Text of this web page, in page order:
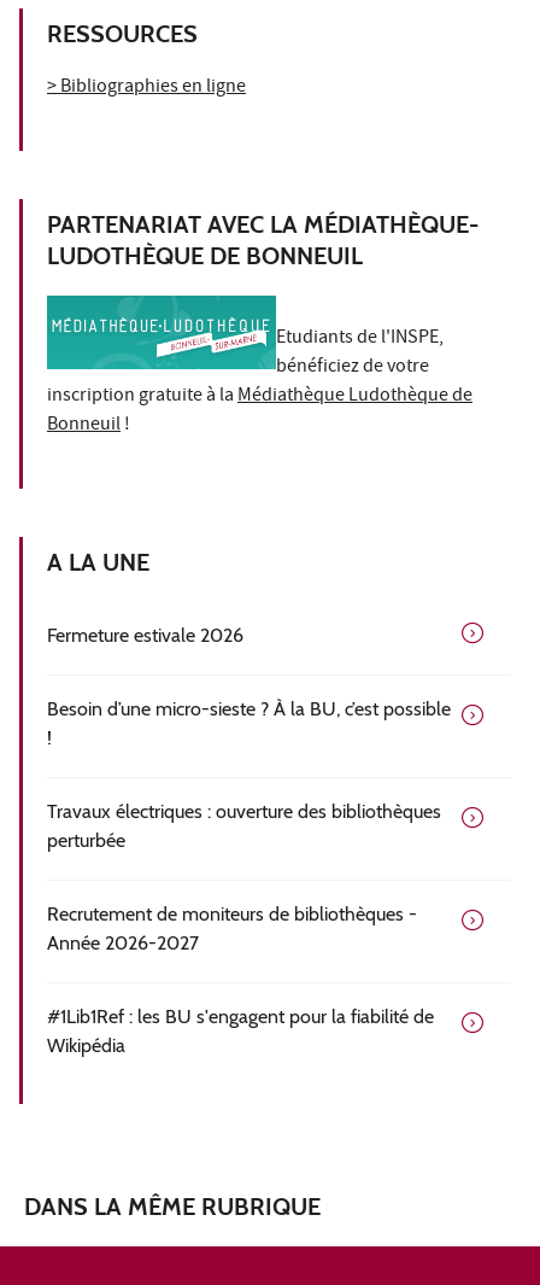
RESSOURCES
> Bibliographies en ligne
PARTENARIAT AVEC LA MÉDIATHÈQUE-
LUDOTHÈQUE DE BONNEUIL
Etudiants de l'INSPE,
bénéficiez de votre
inscription gratuite à laMédiathèque Ludothèque de
Bonneuil!
A LA UNE
Fermeture estivale 2026
Besoin d’une micro-sieste ? À la BU, c’est possible
!
Travaux électriques : ouverture des bibliothèques
perturbée
Recrutement de moniteurs de bibliothèques -
Année 2026-2027
#1Lib1Ref : les BU s'engagent pour la fiabilité de
Wikipédia
DANS LA MÊME RUBRIQUE